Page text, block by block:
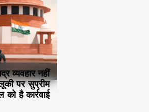
व्यवहार नहीं
पर सुप्रीम
है कार्रवाई